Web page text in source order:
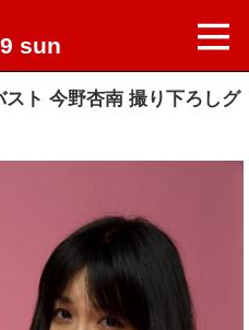
sun
ト 今野杏南 撮り下ろしグ